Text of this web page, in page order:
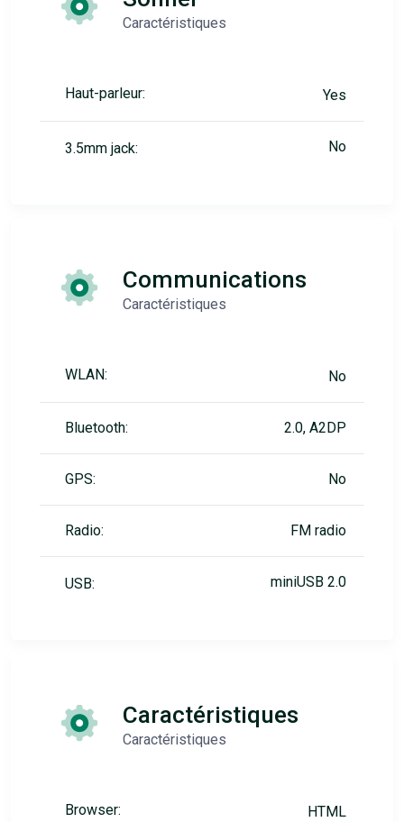
Caractéristiques
Haut-parleur: Yes
3.5mm jack: No
Communications
Caractéristiques
WLAN: No
Bluetooth: 2.0, A2DP
GPS: No
Radio: FM radio
USB: miniUSB 2.0
Caractéristiques
Caractéristiques
Browser: HTML